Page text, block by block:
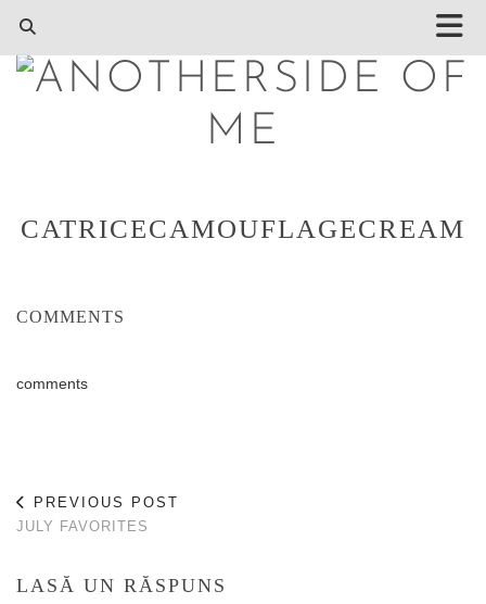
CATRICECAMOUFLAGECREAM
COMMENTS
comments
PREVIOUS POST
JULY FAVORITES
LASĂ UN RĂSPUNS